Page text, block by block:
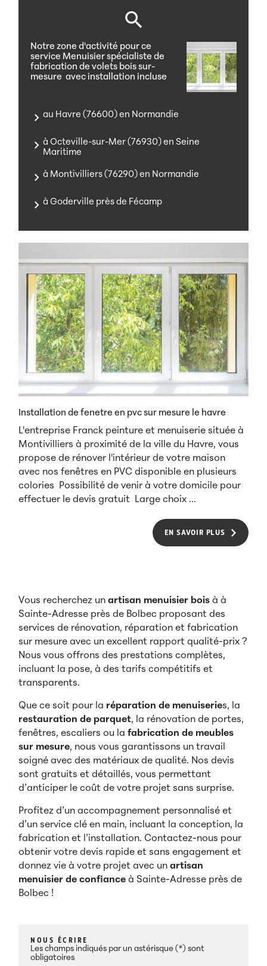
Notre zone d'activité pour ce
service Menuisier spécialiste de
fabrication de volets bois sur-
mesure avec installation incluse
au Havre (76600) en Normandie
à Octeville-sur-Mer (76930) en Seine
Maritime
à Montivilliers (76290) en Normandie
à Goderville près de Fécamp
Installation de fenetre en pvc sur mesure le havre
L'entreprise Franck peinture et menuiserie située à
Montivilliers à proximité de la ville du Havre, vous
propose de rénover l'intérieur de votre maison
avec nos fenêtres en PVC disponible en plusieurs
colories Possibilité de venir à votre domicile pour
effectuer le devis gratuit Large choix ...
EN SAVOIR PLUS
Vous recherchez unartisan menuisier bois à à
Sainte-Adresse près de Bolbec proposant des
services de rénovation, réparation et fabrication
sur mesure avec un excellent rapport qualité-prix ?
Nous vous offrons des prestations complètes,
incluant la pose, à des tarifs compétitifs et
transparents.
Que ce soit pour la réparation de menuiseries, la
restauration de parquet, la rénovation de portes,
fenêtres, escaliers ou lafabrication de meubles
sur mesure, nous vous garantissons un travail
soigné avec des matériaux de qualité. Nos devis
sont gratuits et détaillés, vous permettant
d’anticiper le coût de votre projet sans surprise.
Profitez d’un accompagnement personnalisé et
d’un service clé en main, incluant la conception, la
fabrication et l’installation. Contactez-nous pour
obtenir votre devis rapide et sans engagement et
donnez vie à votre projet avec unartisan
menuisier de confiance à Sainte-Adresse près de
Bolbec !
NOUS ÉCRIRE
Les champs indiqués par un astérisque (*) sont
obligatoires